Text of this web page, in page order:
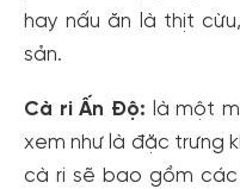
hay nấu ăn là thịt
sản.
Cà ri Ấn Độ: là một
xem như là đặc trưng
cà ri sẽ bao gồm các